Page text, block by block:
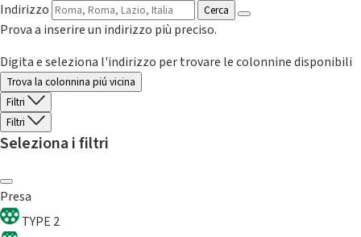
Indirizzo
Cerca
Prova a inserire un indirizzo più preciso.
Digita e seleziona l'indirizzo per trovare le colonnine disponibili
Trova la colonnina piú vicina
Filtri
Filtri
Seleziona i filtri
Presa
TYPE 2